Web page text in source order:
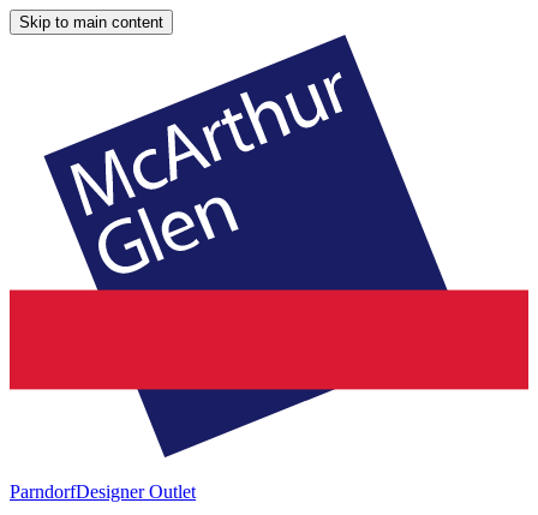
Skip to main content
ParndorfDesigner Outlet